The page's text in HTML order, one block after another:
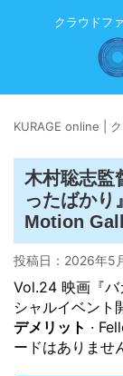
クラウドフ
KURAGE online |
木村聡志監
ったばかり
Motion
投稿日： 2026年5
Vol.24 映画『バ
シャルイベント
デメリット ·
ードはありませ